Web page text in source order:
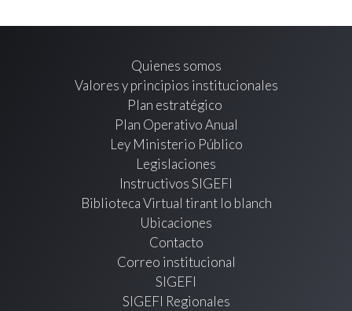
Quienes somos
Valores y principios institucionales
Plan estratégico
Plan Operativo Anual
Ley Ministerio Público
Legislaciones
Instructivos SIGEFI
Biblioteca Virtual tirant lo blanch
Ubicaciones
Contacto
Correo institucional
SIGEFI
SIGEFI Regionales